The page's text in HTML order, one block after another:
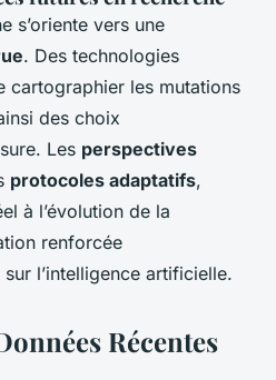
s’oriente vers une
. Des technologies
cartographier les mutations
des choix
Les perspectives
protocoles adaptatifs,
à l’évolution de la
renforcée
l’intelligence artificielle.
Récentes